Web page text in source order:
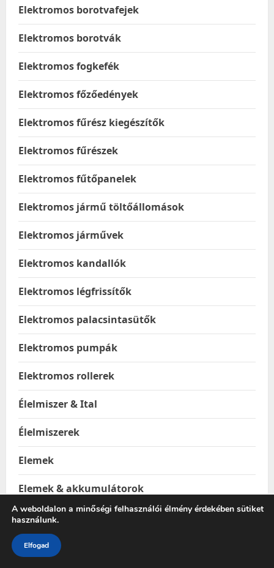
Elektromos borotvafejek
Elektromos borotvák
Elektromos fogkefék
Elektromos főzőedények
Elektromos fűrész kiegészítők
Elektromos fűrészek
Elektromos fűtőpanelek
Elektromos jármű töltőállomások
Elektromos járművek
Elektromos kandallók
Elektromos légfrissítők
Elektromos palacsintasütők
Elektromos pumpák
Elektromos rollerek
Élelmiszer & Ital
Élelmiszerek
Elemek
Elemek & akkumulátorok
Élményelemek
Elsősegély
A weboldalon a minőségi felhasználói élmény érdekében sütiket
használunk.
Elfogad